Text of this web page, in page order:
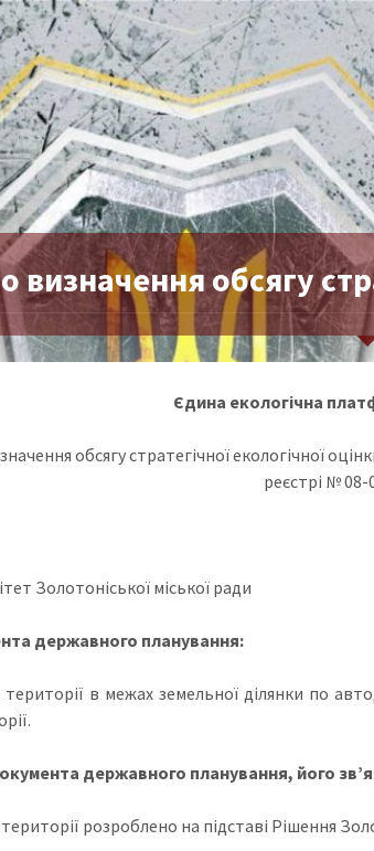
визначення обсягу
Єдина екологічна
обсягу стратегічної екологічної
реєстрі №
Золотоніської міської ради
державного планування:
в межах земельної ділянки по
державного планування, його
розроблено на підставі Рішення